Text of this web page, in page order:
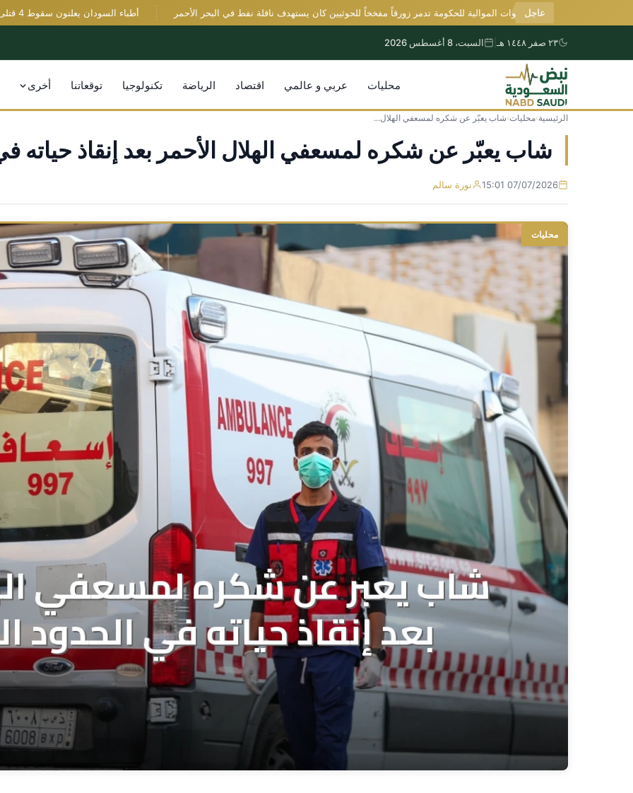
عاجل
اليمن: القوات الموالية للحكومة تدمر زورقاً مفخخاً للحوثيين كان يستهدف ناقلة نفط في البحر الأحمر أطباء السودان يعلنون سقوط 4 قتلى في اعتداء للدعم السريع بشمال كردفان
٢٣ صفر ١٤٤٨ هـ السبت، 8 أغسطس 2026
محليات عربي و عالمي اقتصاد الرياضة تكنولوجيا توقعاتنا أخرى
الرئيسية›محليات›شاب يعبّر عن شكره لمسعفي الهلال...
شاب يعبّر عن شكره لمسعفي الهلال الأحمر بعد إنقاذ حياته
07/07/2026 15:01 نورة سالم
محليات